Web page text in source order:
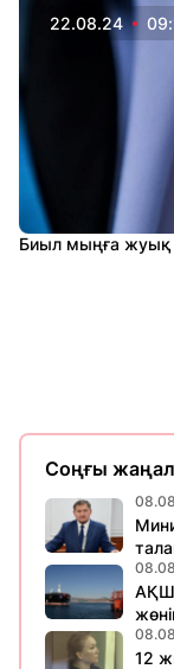
22.08.24
Биыл мыңға жуық
Соңғы
АҚШ
12